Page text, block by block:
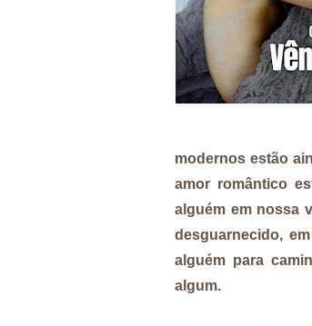
modernos estão
amor romântico
alguém em nossa
desguarnecido,
alguém para
algum.